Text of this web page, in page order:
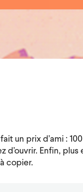
un prix d’ami :
d’ouvrir. Enfin,
copier.